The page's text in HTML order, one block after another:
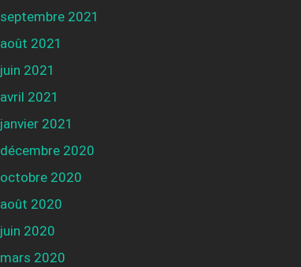
septembre 2021
août 2021
juin 2021
avril 2021
janvier 2021
décembre 2020
octobre 2020
août 2020
juin 2020
mars 2020